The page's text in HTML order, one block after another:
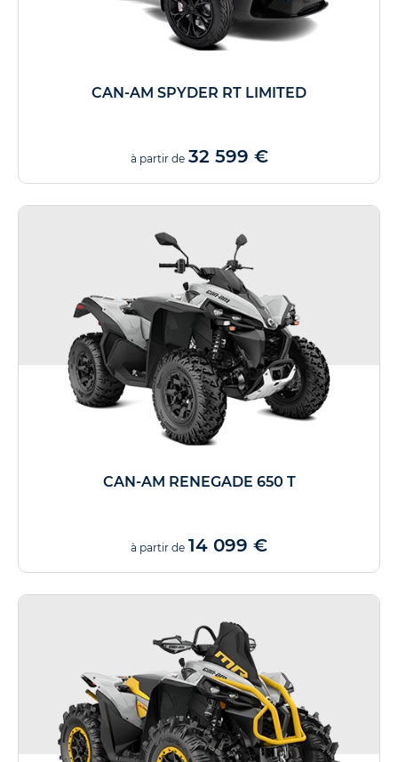
CAN-AM SPYDER RT LIMITED
à partir de 32 599 €
CAN-AM RENEGADE 650 T
à partir de 14 099 €